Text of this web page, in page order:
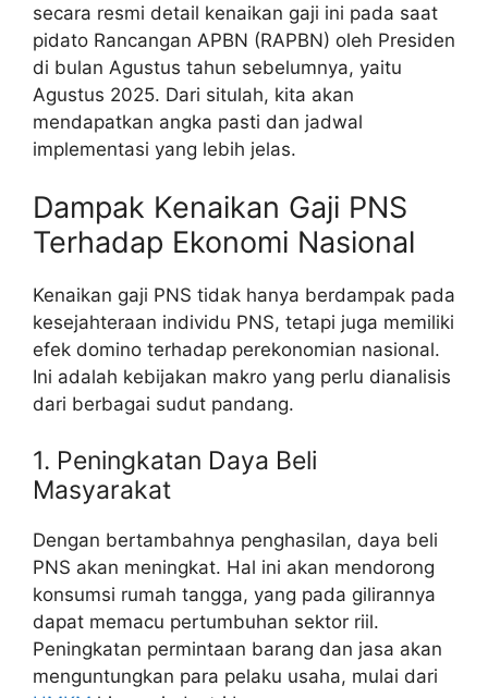
secara resmi detail kenaikan gaji ini pada saat
pidato Rancangan APBN (RAPBN) oleh Presiden
di bulan Agustus tahun sebelumnya, yaitu
Agustus 2025. Dari situlah, kita akan
mendapatkan angka pasti dan jadwal
implementasi yang lebih jelas.
Dampak Kenaikan Gaji PNS
Terhadap Ekonomi Nasional
Kenaikan gaji PNS tidak hanya berdampak pada
kesejahteraan individu PNS, tetapi juga memiliki
efek domino terhadap perekonomian nasional.
Ini adalah kebijakan makro yang perlu dianalisis
dari berbagai sudut pandang.
1. Peningkatan Daya Beli
Masyarakat
Dengan bertambahnya penghasilan, daya beli
PNS akan meningkat. Hal ini akan mendorong
konsumsi rumah tangga, yang pada gilirannya
dapat memacu pertumbuhan sektor riil.
Peningkatan permintaan barang dan jasa akan
menguntungkan para pelaku usaha, mulai dari